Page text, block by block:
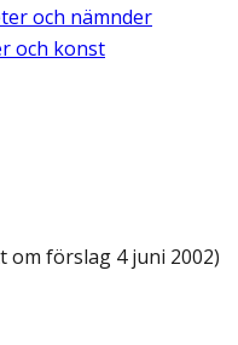
och nämnder
och konst
om förslag 4 juni 2002)